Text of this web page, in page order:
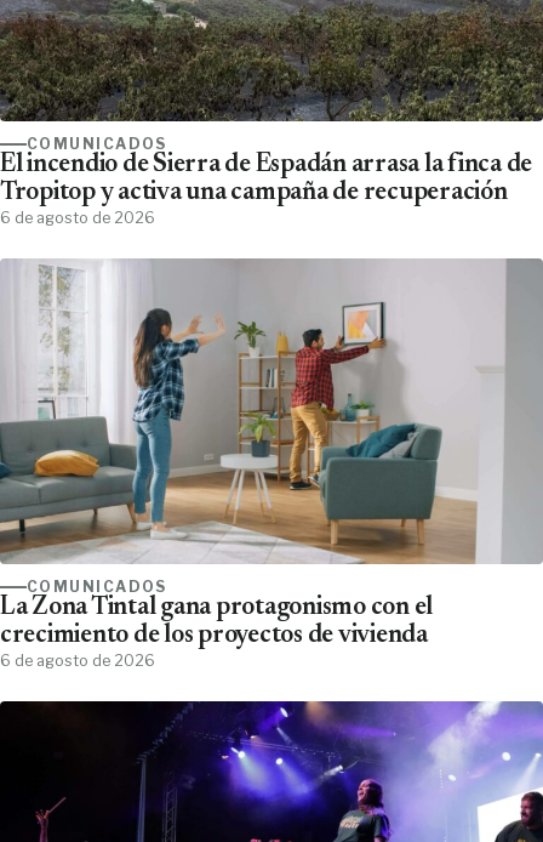
COMUNICADOS
El incendio de Sierra de Espadán arrasa la finca de
Tropitop y activa una campaña de recuperación
6 de agosto de 2026
COMUNICADOS
La Zona Tintal gana protagonismo con el
crecimiento de los proyectos de vivienda
6 de agosto de 2026